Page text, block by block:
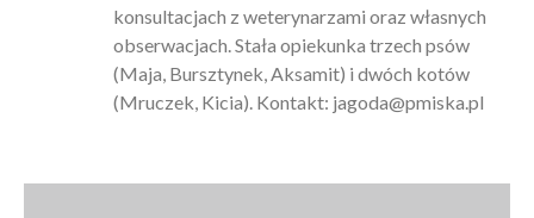
konsultacjach z weterynarzami oraz własnych
obserwacjach. Stała opiekunka trzech psów
(Maja, Bursztynek, Aksamit) i dwóch kotów
(Mruczek, Kicia). Kontakt: jagoda@pmiska.pl